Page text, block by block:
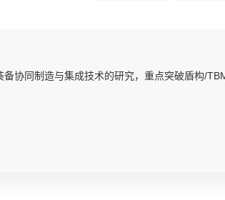
协同制造与集成技术的研究，重点突破盾构/